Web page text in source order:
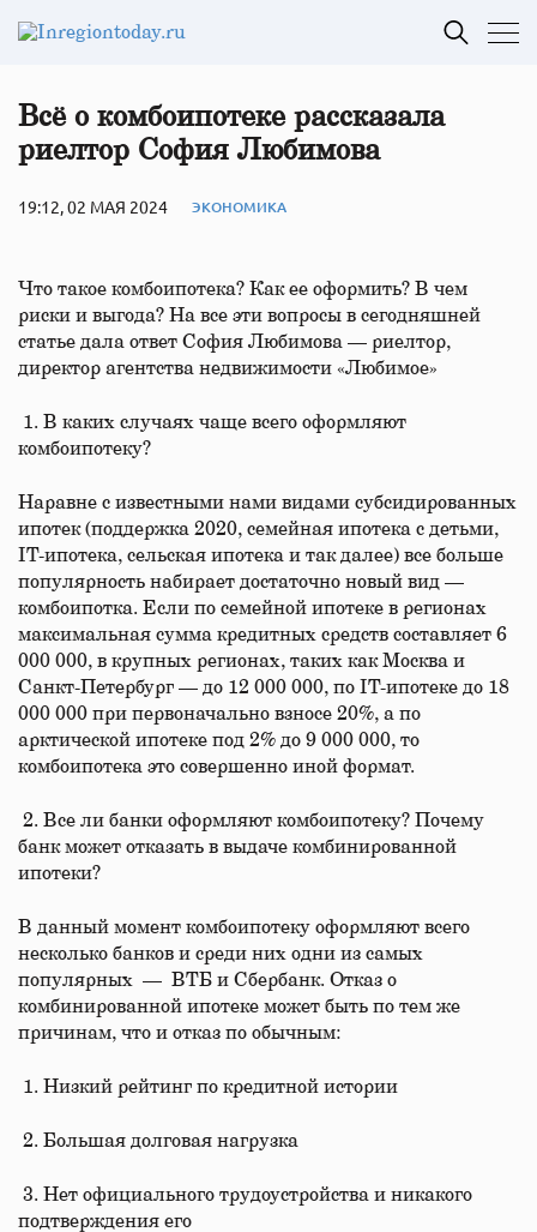
Всё о комбоипотеке рассказала
риелтор София Любимова
19:12, 02 МАЯ 2024 ЭКОНОМИКА
Что такое комбоипотека? Как ее оформить? В чем
риски и выгода? На все эти вопросы в сегодняшней
статье дала ответ София Любимова — риелтор,
директор агентства недвижимости «Любимое»
1. В каких случаях чаще всего оформляют
комбоипотеку?
Наравне с известными нами видами субсидированных
ипотек (поддержка 2020, семейная ипотека с детьми,
IT-ипотека, сельская ипотека и так далее) все больше
популярность набирает достаточно новый вид —
комбоипотка. Если по семейной ипотеке в регионах
максимальная сумма кредитных средств составляет 6
000 000, в крупных регионах, таких как Москва и
Санкт-Петербург — до 12 000 000, по IT-ипотеке до 18
000 000 при первоначально взносе 20%, а по
арктической ипотеке под 2% до 9 000 000, то
комбоипотека это совершенно иной формат.
2. Все ли банки оформляют комбоипотеку? Почему
банк может отказать в выдаче комбинированной
ипотеки?
В данный момент комбоипотеку оформляют всего
несколько банков и среди них одни из самых
популярных — ВТБ и Сбербанк. Отказ о
комбинированной ипотеке может быть по тем же
причинам, что и отказ по обычным:
1. Низкий рейтинг по кредитной истории
2. Большая долговая нагрузка
3. Нет официального трудоустройства и никакого
подтверждения его